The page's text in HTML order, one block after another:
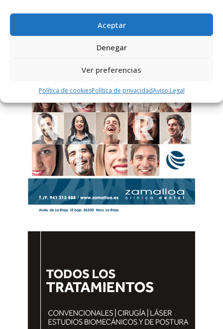
Aceptar
Denegar
Ver preferencias
Política de cookiesPolítica de privacidadAviso Legal
PUBLICIDAD